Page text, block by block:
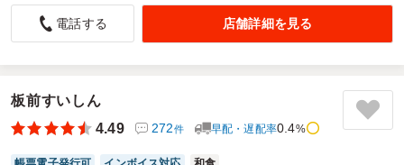
した。
5.0
ご利用シーン：
参加者の年齢： 40代～50代男女比：女性多め
電話する 店舗詳細を見る
板前すいしん
4.49
272件 早配・遅配率0.4%